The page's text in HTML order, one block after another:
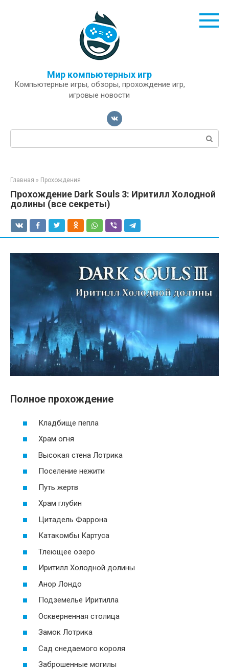
Мир компьютерных игр
Компьютерные игры, обзоры, прохождение игр,
игровые новости
Поиск:
Главная » Прохождения
Прохождение Dark Souls 3: Иритилл Холодной
долины (все секреты)
Полное прохождение
Кладбище пепла
Храм огня
Высокая стена Лотрика
Поселение нежити
Путь жертв
Храм глубин
Цитадель Фаррона
Катакомбы Картуса
Тлеющее озеро
Иритилл Холодной долины
Анор Лондо
Подземелье Иритилла
Оскверненная столица
Замок Лотрика
Сад снедаемого короля
Заброшенные могилы